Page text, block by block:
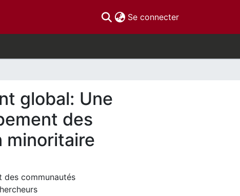
Se connecter(current)
global: Une
des
minoritaire
des communautés